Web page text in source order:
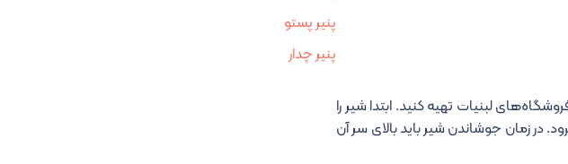
لبنیات تهیه کنید. ابتدا شیر را
در زمان جوشاندن شیر باید بالای سر آن
پنیر پستو
پنیر چدار